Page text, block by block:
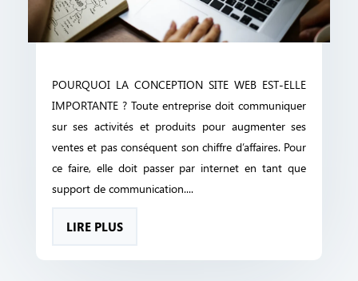
POURQUOI LA CONCEPTION SITE WEB EST-ELLE
IMPORTANTE ? Toute entreprise doit communiquer
sur ses activités et produits pour augmenter ses
ventes et pas conséquent son chiffre d’affaires. Pour
ce faire, elle doit passer par internet en tant que
support de communication....
LIRE PLUS